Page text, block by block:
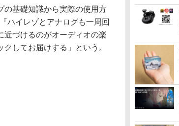
の基礎知識から実際の使用方
ハイレゾとアナログも一周回
近づけるのがオーディオの楽
してお届けする」という。